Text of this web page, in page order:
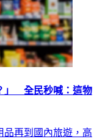
」 全民秒喊：這物
品再到國內旅遊，高